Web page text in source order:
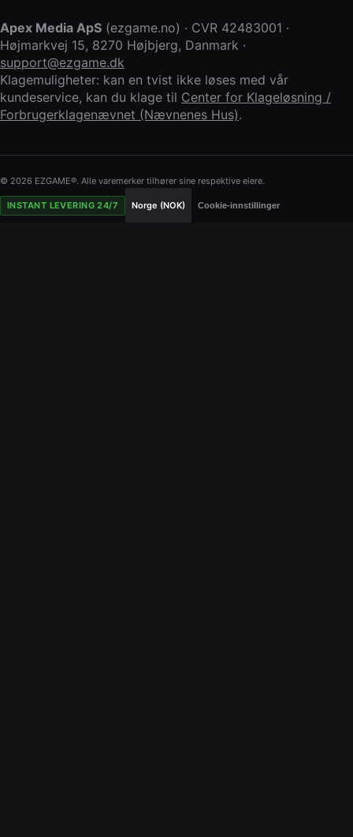
Apex Media ApS (ezgame.no) · CVR 42483001 ·
Højmarkvej 15, 8270 Højbjerg, Danmark ·
support@ezgame.dk
Klagemuligheter: kan en tvist ikke løses med vår
kundeservice, kan du klage til Center for Klageløsning /
Forbrugerklagenævnet (Nævnenes Hus).
© 2026 EZGAME®. Alle varemerker tilhører sine respektive eiere.
INSTANT LEVERING 24/7 Norge (NOK) Cookie-innstillinger